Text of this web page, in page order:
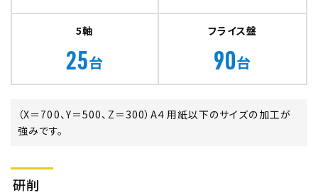
5軸
25台
フライス盤
90台
（X＝700、Y＝500、Z＝300）A４用紙以下のサイズの加工が
強みです。
研削